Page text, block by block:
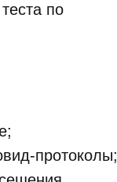
по
протоколы;